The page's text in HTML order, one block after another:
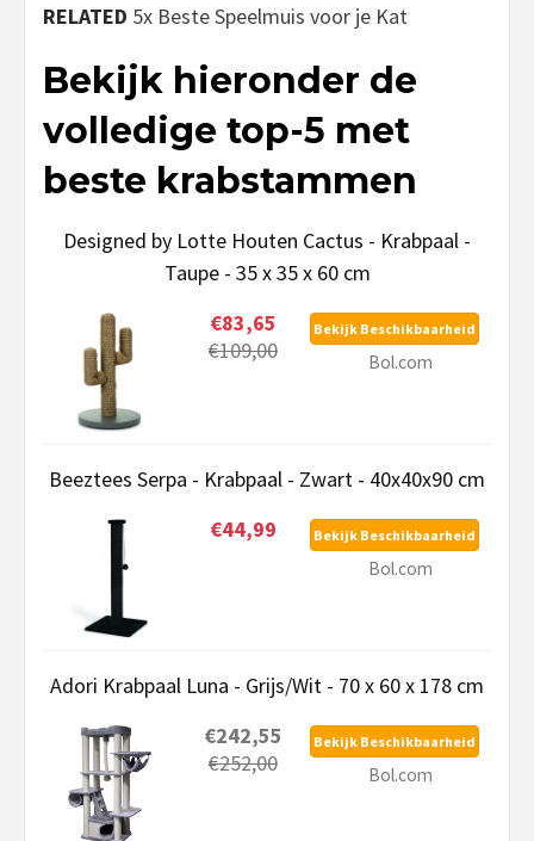
RELATED 5x Beste Speelmuis voor je Kat
Bekijk hieronder de
volledige top-5 met
beste krabstammen
Designed by Lotte Houten Cactus - Krabpaal -
Taupe - 35 x 35 x 60 cm
€83,65
€109,00
Bekijk Beschikbaarheid
Bol.com
Beeztees Serpa - Krabpaal - Zwart - 40x40x90 cm
€44,99
Bekijk Beschikbaarheid
Bol.com
Adori Krabpaal Luna - Grijs/Wit - 70 x 60 x 178 cm
€242,55
€252,00
Bekijk Beschikbaarheid
Bol.com